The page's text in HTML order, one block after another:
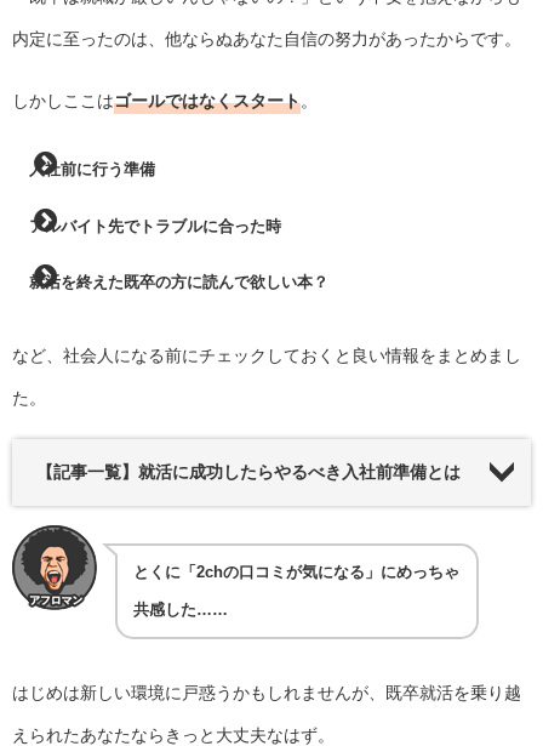
内定に至ったのは、他ならぬあなた自信の努力があったからです。
しかしここはゴールではなくスタート。
入社前に行う準備
アルバイト先でトラブルに合った時
就活を終えた既卒の方に読んで欲しい本？
など、社会人になる前にチェックしておくと良い情報をまとめまし
た。
【記事一覧】就活に成功したらやるべき入社前準備とは
とくに「2chの口コミが気になる」にめっちゃ
共感した……
はじめは新しい環境に戸惑うかもしれませんが、既卒就活を乗り越
えられたあなたならきっと大丈夫なはず。